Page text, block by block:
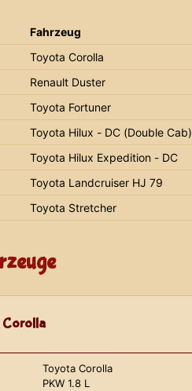
Fahrzeug
Toyota Corolla
Renault Duster
Toyota Fortuner
Toyota Hilux - DC (Double Cab)
Toyota Hilux Expedition - DC
Toyota Landcruiser HJ 79
Toyota Stretcher
Corolla
Toyota Corolla
PKW 1.8 L